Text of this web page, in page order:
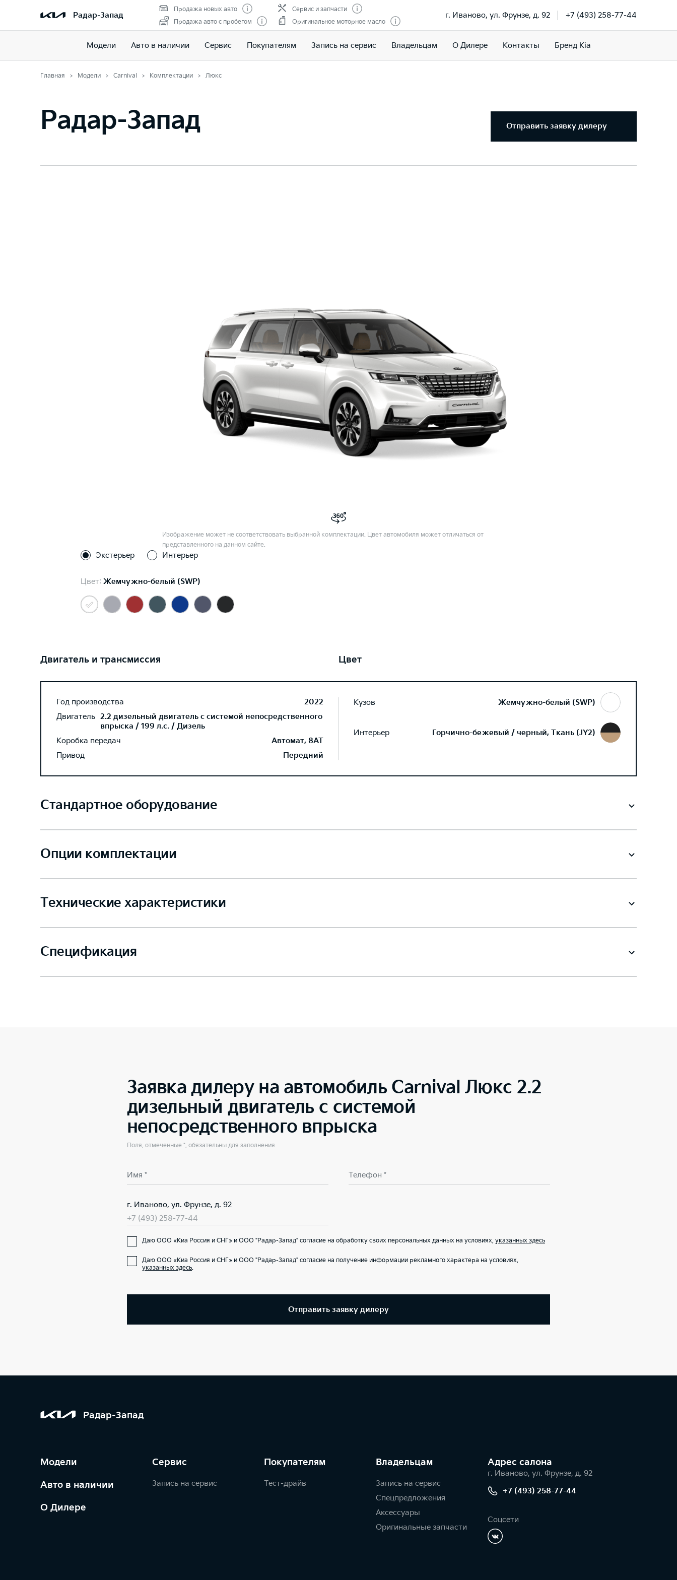
Радар-Запад
Продажа новых авто
Продажа авто с пробегом
Сервис и запчасти
Оригинальное моторное масло
г. Иваново, ул. Фрунзе, д. 92 +7 (493) 258-77-44
Модели Авто в наличии Сервис Покупателям Запись на сервис Владельцам О Дилере Контакты Бренд Kia
Главная Модели Carnival Комплектации Люкс
Радар-Запад Отправить заявку дилеру
Изображение может не соответствовать выбранной комплектации. Цвет автомобиля может отличаться от
представленного на данном сайте.
Экстерьер Интерьер
Цвет: Жемчужно-белый (SWP)
Двигатель и трансмиссия
Год производства
2022
Двигатель 2.2 дизельный двигатель с системой непосредственного
впрыска / 199 л.с. / Дизель
Коробка передач
Автомат, 8AT
Привод
Передний
Цвет
Кузов Жемчужно-белый (SWP)
Интерьер Горчично-бежевый / черный, Ткань (JY2)
Стандартное оборудование
Опции комплектации
Технические характеристики
Спецификация
Заявка дилеру на автомобиль Carnival Люкс 2.2
дизельный двигатель с системой
непосредственного впрыска
Поля, отмеченные *, обязательны для заполнения
Имя * Телефон *
г. Иваново, ул. Фрунзе, д. 92
+7 (493) 258-77-44
Даю ООО «Киа Россия и СНГ» и ООО "Радар-Запад" согласие на обработку своих персональных данных на условиях, указанных здесь
Даю ООО «Киа Россия и СНГ» и ООО "Радар-Запад" согласие на получение информации рекламного характера на условиях,
указанных здесь.
Отправить заявку дилеру
Радар-Запад
Модели
Авто в наличии
О Дилере
Сервис
Запись на сервис
Покупателям
Тест-драйв
Владельцам
Запись на сервис
Спецпредложения
Аксессуары
Оригинальные запчасти
Адрес салонa
г. Иваново, ул. Фрунзе, д. 92
+7 (493) 258-77-44
Соцсети